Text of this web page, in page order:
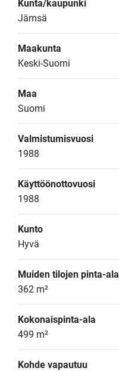
Kunta/kaupunki
Jämsä
Maakunta
Keski-Suomi
Maa
Suomi
Valmistumisvuosi
1988
Käyttöönottovuosi
1988
Kunto
Hyvä
Muiden tilojen pinta-ala
362 m²
Kokonaispinta-ala
499 m²
Kohde vapautuu